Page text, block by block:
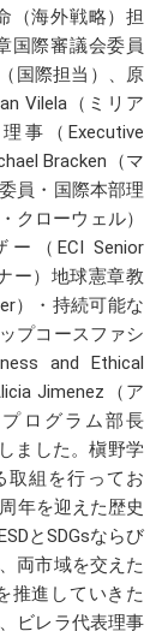
（海外戦略）担
国際審議会委員
国際担当）、原
Vilela（ミリア
事（Executive
Bracken（マ
員・国際本部理
クローウェル）
（ECI Senior
ー）地球憲章教
）・持続可能な
プコースファシ
and Ethical
Jimenez（ア
ログラム部長
ました。槇野学
取組を行ってお
年を迎えた歴史
とSDGsならび
両市域を交えた
推進していきた
ビレラ代表理事